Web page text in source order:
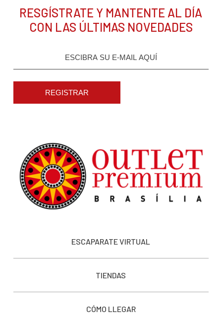
RESGÍSTRATE Y MANTENTE AL DÍA
CON LAS ÚLTIMAS NOVEDADES
REGISTRAR
ESCAPARATE VIRTUAL
TIENDAS
CÓMO LLEGAR